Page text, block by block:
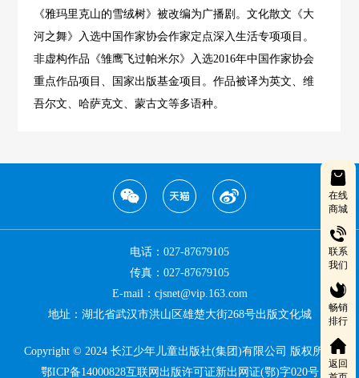
在线
商城
联系
我们
畅销
排行
返回
《雅玛里克山的雪绒树》被改编为广播剧。文化散文《大
河之舞》入选中国作家协会作家定点深入生活专项项目。
非虚构作品《雏鹰飞过帕米尔》入选2016年中国作家协会
重点作品项目、国家出版基金项目。作品被译为英文、维
吾尔文、哈萨克文、蒙古文等多语种。
电话：027-87679105
传真：027-87679105
E-mail：cjsnet@vip.163.com
地址：湖北省武汉市洪山区雄楚大街268号出版文化城
Copyright © 2024 长江少年儿童出版社(集团)有限公司 版权所有
鄂ICP备14000828互联网出版许可证新出网证(鄂)字020号